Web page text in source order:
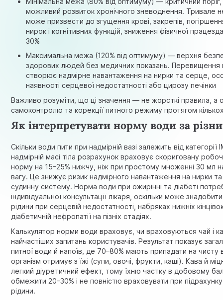
можливий розвиток хронічного зневоднення. Тривале
може призвести до згущення крові, закрепів,
нирок і когнітивних функцій, зниження фізичної
30%
Максимальна межа (120% від оптимуму) — верхня
здорових людей без медичних показань. Перевищення
створює надмірне навантаження на нирки та серце,
наявності серцевої недостатності або цирозу печінки
Важливо розуміти, що ці значення — не жорсткі правила, а
самоконтролю та корекції питного режиму протягом
Як інтерпретувати норму води за
Скільки води пити при надмірній вазі залежить від категорії
надмірній масі тіла розрахунок враховує скориговану
норму на 15–25% нижчу, ніж при простому множенні 30 мл
вагу. Це знижує ризик надмірного навантаження на нирки
судинну систему. Норма води при ожирінні та діабеті
індивідуальної консультації лікаря, оскільки може
рідини при серцевій недостатності, набряках нижніх
діабетичній нефропатії на пізніх стадіях.
Калькулятор норми води враховує, чи враховуються чай і
найчастіших запитань користувачів. Результат показує
питної води й напоїв, де 70–80% мають припадати на чисту
організм отримує з їжі (супи, овочі, фрукти, каші). Кава й
легкий діуретичний ефект, тому їхню частку в добовому
обмежити 20–30% і не повністю враховувати при підрахунку
рідини.